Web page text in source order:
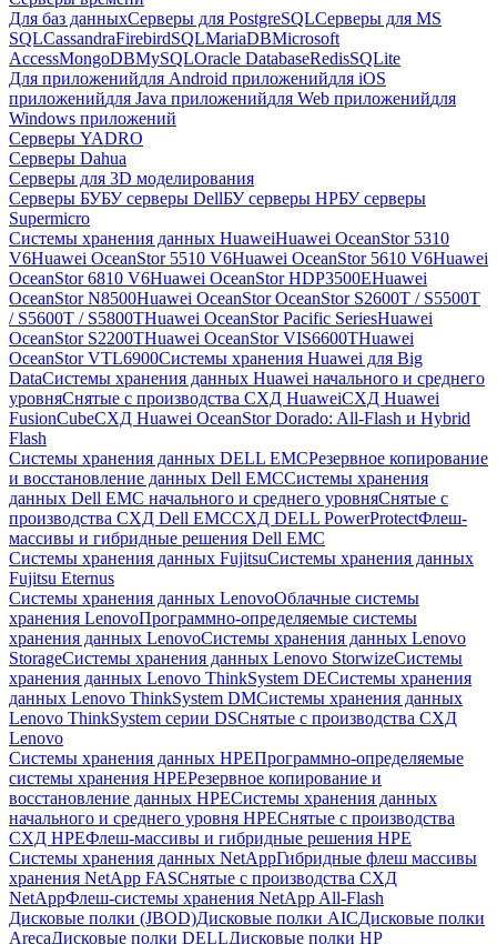
Для баз данныхСерверы для PostgreSQLСерверы для MS
SQLCassandraFirebirdSQLMariaDBMicrosoft
AccessMongoDBMySQLOracle DatabaseRedisSQLite
Для приложенийдля Android приложенийдля iOS
приложенийдля Java приложенийдля Web приложенийдля
Windows приложений
Серверы YADRO
Серверы Dahua
Серверы для 3D моделирования
Серверы БУБУ серверы DellБУ серверы HPБУ серверы
Supermicro
Системы хранения данных HuaweiHuawei OceanStor 5310
V6Huawei OceanStor 5510 V6Huawei OceanStor 5610 V6Huawei
OceanStor 6810 V6Huawei OceanStor HDP3500EHuawei
OceanStor N8500Huawei OceanStor OceanStor S2600T / S5500T
/ S5600T / S5800THuawei OceanStor Pacific SeriesHuawei
OceanStor S2200THuawei OceanStor VIS6600THuawei
OceanStor VTL6900Системы хранения Huawei для Big
DataСистемы хранения данных Huawei начального и среднего
уровняСнятые с производства СХД HuaweiСХД Huawei
FusionCubeСХД Huawei OceanStor Dorado: All-Flash и Hybrid
Flash
Системы хранения данных DELL EMCРезервное копирование
и восстановление данных Dell EMCСистемы хранения
данных Dell EMC начального и среднего уровняСнятые с
производства СХД Dell EMCСХД DELL PowerProtectФлеш-
массивы и гибридные решения Dell EMC
Системы хранения данных FujitsuСистемы хранения данных
Fujitsu Eternus
Системы хранения данных LenovoОблачные системы
хранения LenovoПрограммно-определяемые системы
хранения данных LenovoСистемы хранения данных Lenovo
StorageСистемы хранения данных Lenovo StorwizeСистемы
хранения данных Lenovo ThinkSystem DEСистемы хранения
данных Lenovo ThinkSystem DMСистемы хранения данных
Lenovo ThinkSystem серии DSСнятые с производства СХД
Lenovo
Системы хранения данных HPEПрограммно-определяемые
системы хранения HPEРезервное копирование и
восстановление данных HPEСистемы хранения данных
начального и среднего уровня HPEСнятые с производства
СХД HPEФлеш-массивы и гибридные решения HPE
Cистемы хранения данных NetAppГибридные флеш массивы
хранения NetApp FASСнятые с производства СХД
NetAppФлеш-системы хранения NetApp All-Flash
Дисковые полки (JBOD)Дисковые полки AICДисковые полки
ArecaДисковые полки DELLДисковые полки HP